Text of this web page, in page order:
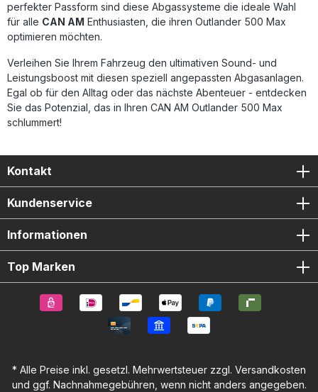
perfekter Passform sind diese Abgassysteme die ideale Wahl
für alle CAN AM Enthusiasten, die ihren Outlander 500 Max
optimieren möchten.
Verleihen Sie Ihrem Fahrzeug den ultimativen Sound- und
Leistungsboost mit diesen speziell angepassten Abgasanlagen.
Egal ob für den Alltag oder das nächste Abenteuer - entdecken
Sie das Potenzial, das in Ihren CAN AM Outlander 500 Max
schlummert!
Kontakt
Kundenservice
Informationen
Top Marken
* Alle Preise inkl. gesetzl. Mehrwertsteuer zzgl. Versandkosten
und ggf. Nachnahmegebühren, wenn nicht anders angegeben.